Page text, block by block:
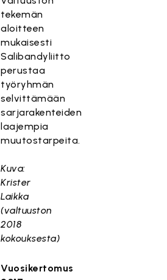
tekemän
aloitteen
mukaisesti
Salibandyliitto
perustaa
työryhmän
selvittämään
sarjarakenteiden
laajempia
muutostarpeita.
Kuva:
Krister
Laikka
(valtuuston
2018
kokouksesta)
Vuosikertomus